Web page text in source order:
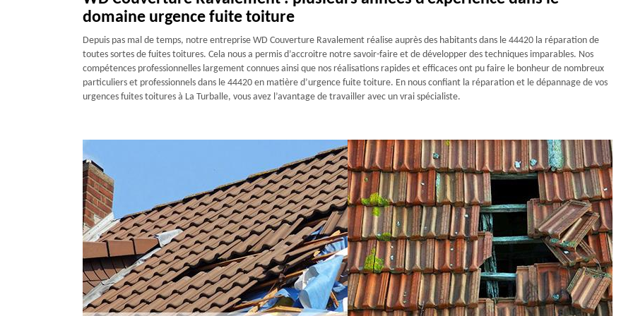
domaine urgence fuite toiture
Depuis pas mal de temps, notre entreprise WD Couverture Ravalement réalise auprès des habitants dans le 44420 la réparation de
toutes sortes de fuites toitures. Cela nous a permis d’accroitre notre savoir-faire et de développer des techniques imparables. Nos
compétences professionnelles largement connues ainsi que nos réalisations rapides et efficaces ont pu faire le bonheur de nombreux
particuliers et professionnels dans le 44420 en matière d’urgence fuite toiture. En nous confiant la réparation et le dépannage de vos
urgences fuites toitures à La Turballe, vous avez l’avantage de travailler avec un vrai spécialiste.